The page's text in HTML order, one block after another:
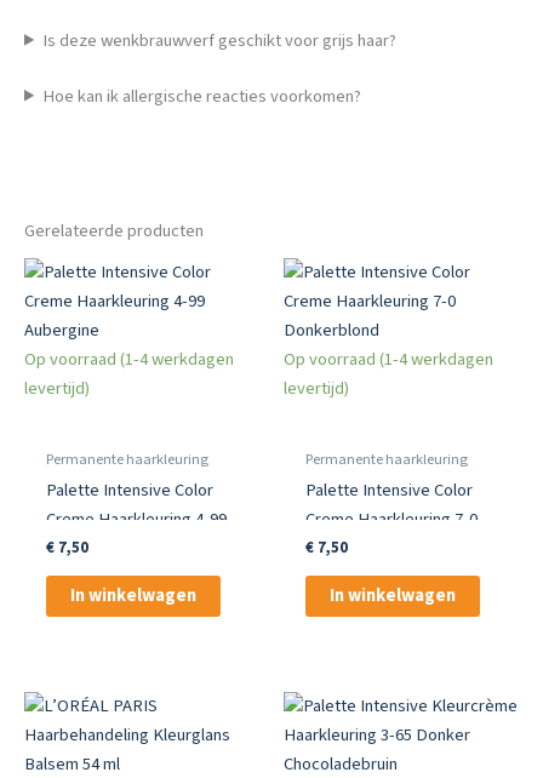
Is deze wenkbrauwverf geschikt voor grijs haar?
Hoe kan ik allergische reacties voorkomen?
Gerelateerde producten
Op voorraad (1-4 werkdagen
levertijd)
Permanente haarkleuring
Palette Intensive Color
Creme Haarkleuring 4-99
Aubergine
€7,50
In winkelwagen
Op voorraad (1-4 werkdagen
levertijd)
Permanente haarkleuring
Palette Intensive Color
Creme Haarkleuring 7-0
Donkerblond
€7,50
In winkelwagen